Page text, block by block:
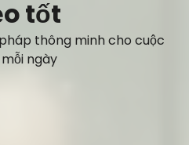
tốt
thông minh cho cuộc
ngày